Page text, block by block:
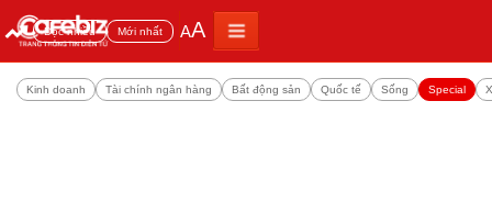
Đọc nhiều Mới nhất AA
Kinh doanh Tài chính ngân hàng Bất động sản Quốc tế Sống Special